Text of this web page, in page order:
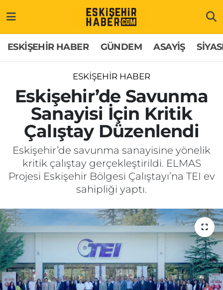
ESKİŞEHİR HABER GÜNDEM ASAYİŞ
ESKİŞEHİR HABER
Eskişehir’de Savunma
Sanayisi İçin Kritik
Çalıştay Düzenlendi
Eskişehir’de savunma sanayisine yönelik
kritik çalıştay gerçekleştirildi. ELMAS
Projesi Eskişehir Bölgesi Çalıştayı’na TEI ev
sahipliği yaptı.
GÜNDEM
ASAYİŞ
SİYASET
EKONOMİ
SAĞLIK
MAGAZİN
ESKİŞEHİRSPOR
Hakkımızda
İletişim
Künye
Odunpazarı Trafik Yoğunluk Haritası
Süper Lig Puan Durumu ve Fikstür
Tüm Manşetler
Son Dakika Haberleri
Haber Arşivi